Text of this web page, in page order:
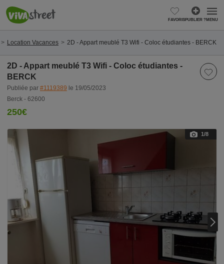
FAVORISPUBLIER ?MENU
Location Vacances 2D - Appart meublé T3 Wifi - Coloc étudiantes - BERCK
2D - Appart meublé T3 Wifi - Coloc étudiantes -
BERCK
Publiée par #1119389 le 19/05/2023
Berck - 62600
250€
1/8